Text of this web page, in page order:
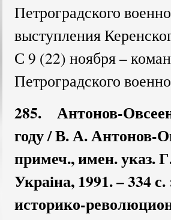
Петроградского
выступления
С 9 (22) ноября –
Петроградского
285. Антонов-
году / В. А. Антонов-
примеч., имен. указ.
Украiна, 1991. – 334
историко-